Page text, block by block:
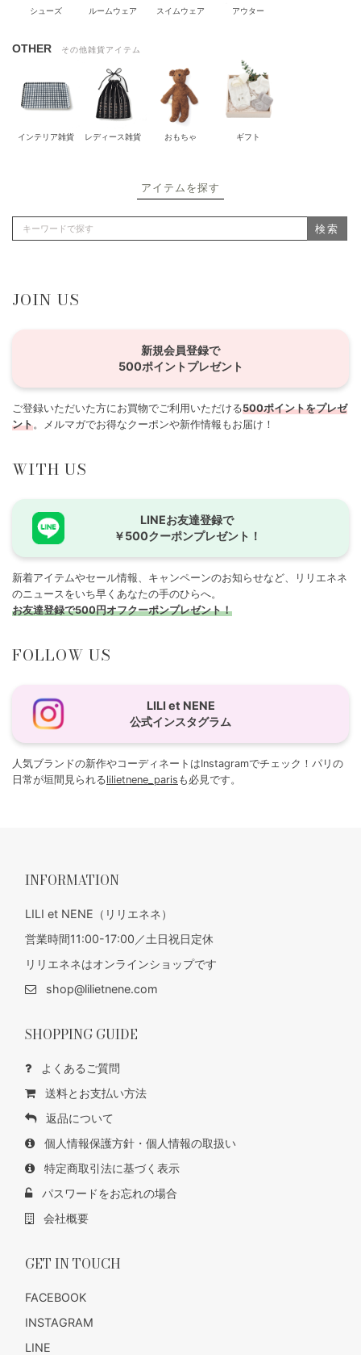
シューズ ルームウェア スイムウェア アウター
OTHER その他雑貨アイテム
インテリア雑貨 レディース雑貨 おもちゃ ギフト
アイテムを探す
検索
JOIN US
新規会員登録で
500ポイントプレゼント
ご登録いただいた方にお買物でご利用いただける500ポイントをプレゼ
ント。メルマガでお得なクーポンや新作情報もお届け！
WITH US
LINEお友達登録で
￥500クーポンプレゼント！
新着アイテムやセール情報、キャンペーンのお知らせなど、リリエネネ
のニュースをいち早くあなたの手のひらへ。
お友達登録で500円オフクーポンプレゼント！
FOLLOW US
LILI et NENE
公式インスタグラム
人気ブランドの新作やコーディネートはInstagramでチェック！パリの
日常が垣間見られるlilietnene_paris も必見です。
INFORMATION
LILI et NENE（リリエネネ）
営業時間11:00-17:00／土日祝日定休
リリエネネはオンラインショップです
shop@lilietnene.com
SHOPPING GUIDE
よくあるご質問
送料とお支払い方法
返品について
個人情報保護方針・個人情報の取扱い
特定商取引法に基づく表示
パスワードをお忘れの場合
会社概要
GET IN TOUCH
FACEBOOK
INSTAGRAM
LINE